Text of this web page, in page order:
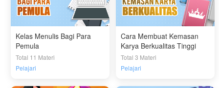
Kelas Menulis Bagi Para
Pemula
Total 11 Materi
Pelajari
Cara Membuat Kemasan
Karya Berkualitas Tinggi
Total 3 Materi
Pelajari